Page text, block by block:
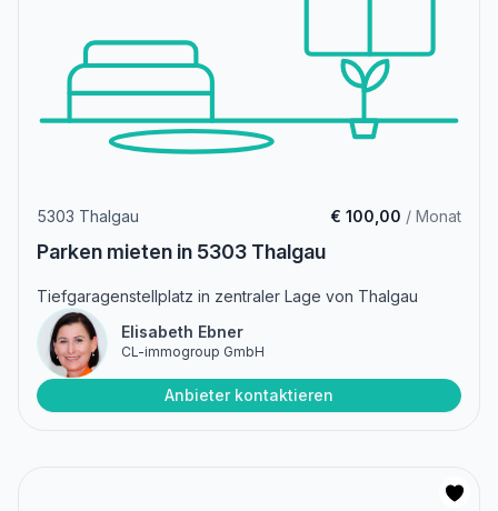
5303 Thalgau € 100,00 / Monat
Parken mieten in 5303 Thalgau
Tiefgaragenstellplatz in zentraler Lage von Thalgau
Elisabeth Ebner
CL-immogroup GmbH
Anbieter kontaktieren